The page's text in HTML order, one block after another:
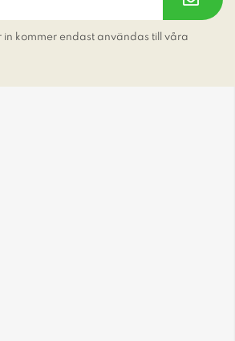
kommer endast användas till våra